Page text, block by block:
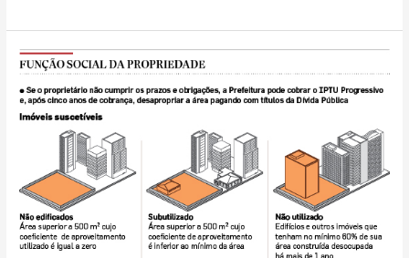
Cidade
de
São
Paulo
milhões
de
m²
de